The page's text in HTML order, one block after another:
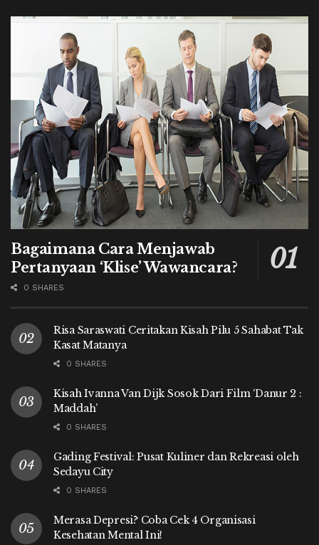
Bagaimana Cara Menjawab
Pertanyaan ‘Klise’ Wawancara?
0 SHARES
Risa Saraswati Ceritakan Kisah Pilu 5 Sahabat Tak
Kasat Matanya
0 SHARES
Kisah Ivanna Van Dijk Sosok Dari Film ‘Danur 2 :
Maddah’
0 SHARES
Gading Festival: Pusat Kuliner dan Rekreasi oleh
Sedayu City
0 SHARES
Merasa Depresi? Coba Cek 4 Organisasi
Kesehatan Mental Ini!